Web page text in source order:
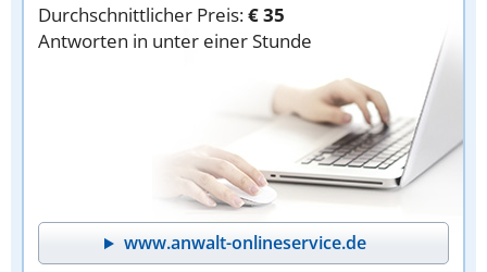
Durchschnittlicher Preis:€ 35
Antworten in unter einer Stunde
www.anwalt-onlineservice.de